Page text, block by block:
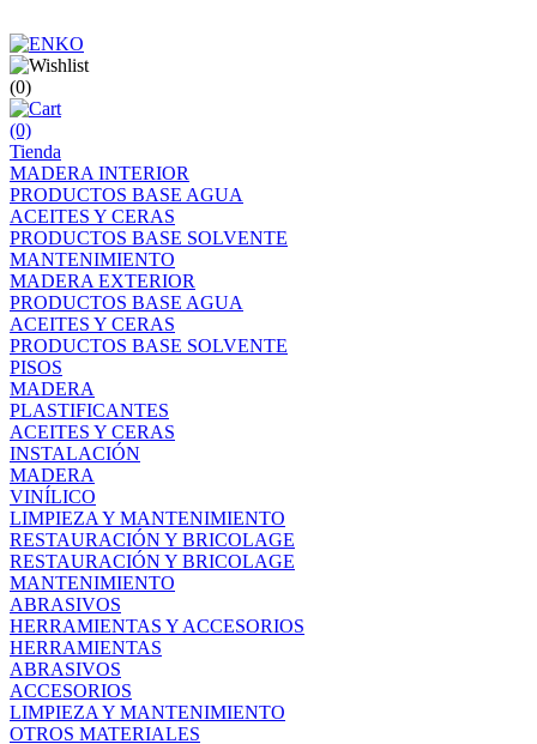
(0)
(0)
Tienda
MADERA INTERIOR
PRODUCTOS BASE AGUA
ACEITES Y CERAS
PRODUCTOS BASE SOLVENTE
MANTENIMIENTO
MADERA EXTERIOR
PRODUCTOS BASE AGUA
ACEITES Y CERAS
PRODUCTOS BASE SOLVENTE
PISOS
MADERA
PLASTIFICANTES
ACEITES Y CERAS
INSTALACIÓN
MADERA
VINÍLICO
LIMPIEZA Y MANTENIMIENTO
RESTAURACIÓN Y BRICOLAGE
RESTAURACIÓN Y BRICOLAGE
MANTENIMIENTO
ABRASIVOS
HERRAMIENTAS Y ACCESORIOS
HERRAMIENTAS
ABRASIVOS
ACCESORIOS
LIMPIEZA Y MANTENIMIENTO
OTROS MATERIALES